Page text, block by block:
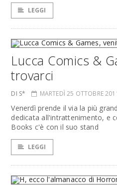
LEGGI
Lucca Comics &
trovarci
DI S* MARTEDÌ 25 OTTOBRE
Venerdì prende il via la più
dedicata all'intrattenimento, e
Books c'è con il suo stand
LEGGI